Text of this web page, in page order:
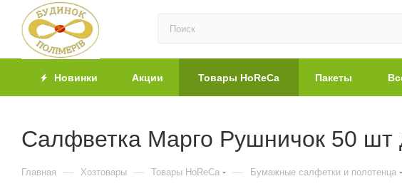
Новинки Акции Товары HoReCa Пакеты
Салфветка Марго Рушничок 50 шт
Главная — Хозтовары — Товары HoReCa — Бумажные салфетки и полотенца